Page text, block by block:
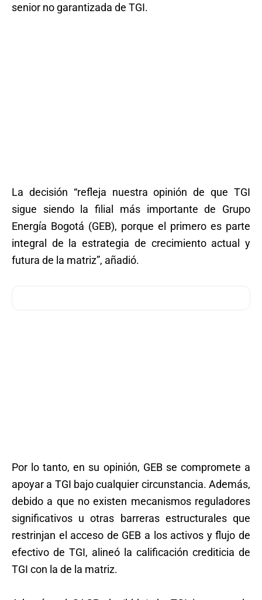
senior no garantizada de TGI.
La decisión “refleja nuestra opinión de que TGI
sigue siendo la filial más importante de Grupo
Energía Bogotá (GEB), porque el primero es parte
integral de la estrategia de crecimiento actual y
futura de la matriz”, añadió.
Por lo tanto, en su opinión, GEB se compromete a
apoyar a TGI bajo cualquier circunstancia. Además,
debido a que no existen mecanismos reguladores
significativos u otras barreras estructurales que
restrinjan el acceso de GEB a los activos y flujo de
efectivo de TGI, alineó la calificación crediticia de
TGI con la de la matriz.